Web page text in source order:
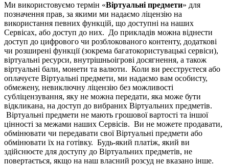
Ми використовуємо термін «Віртуальні предмети» для
позначення прав, за якими ми надаємо ліцензію на
використання певних функцій, що доступні на наших
Сервісах, або доступ до них. До прикладів можна віднести
доступ до цифрового чи розблокованого контенту, додаткові
чи розширені функції (зокрема багатокористувацькі сервіси),
віртуальні ресурси, внутрішньоігрові досягнення, а також
віртуальні бали, монети та валюти. Коли ви реєструєтеся або
оплачуєте Віртуальні предмети, ми надаємо вам особисту,
обмежену, невиключну ліцензію без можливості
субліцензування, яку не можна передати, яка може бути
відкликана, на доступ до вибраних Віртуальних предметів.
Віртуальні предмети не мають грошової вартості та іншої
цінності за межами наших Сервісів. Ви не можете продавати,
обмінювати чи передавати свої Віртуальні предмети або
обмінювати їх на готівку. Будь-який платіж, який ви
здійснюєте для доступу до Віртуальних предметів, не
повертається, якщо на наш власний розсуд не вказано інше.